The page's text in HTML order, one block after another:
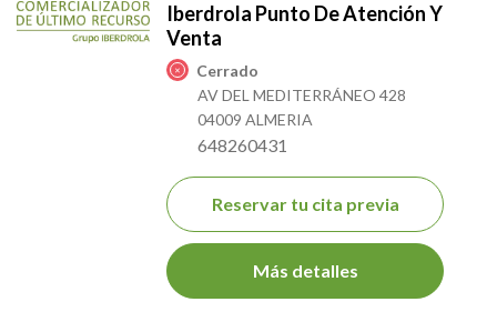
Iberdrola Punto De Atención Y
Venta
Cerrado
AV DEL MEDITERRÁNEO 428
04009 ALMERIA
648260431
Reservar tu cita previa
Más detalles